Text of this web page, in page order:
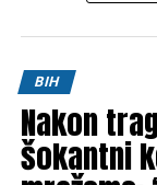
politička pitanja
Za doprinos u
brojnim vojnim i
kao jedan od
Republike Bosne
BIH
Nakon
šokantni